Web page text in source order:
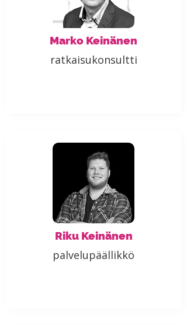
Marko Keinänen
ratkaisukonsultti
Riku Keinänen
palvelupäällikkö